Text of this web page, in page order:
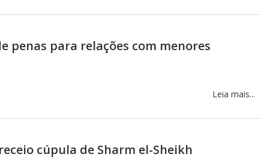
penas para relações com menores
Leia mais...
cúpula de Sharm el-Sheikh